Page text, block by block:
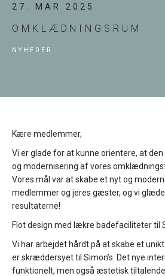
27. MAR 2025
OMKLÆDNINGSRUM
NYHEDER
Kære medlemmer,
Vi er glade for at kunne orientere, at
og modernisering af vores
Vores mål var at skabe et nyt og
medlemmer og jeres gæster, og vi
resultaterne!
Flot design med lækre badefaciliteter til
Vi har arbejdet hårdt på at skabe et
er skræddersyet til Simon’s. Det nye
funktionelt, men også æstetisk